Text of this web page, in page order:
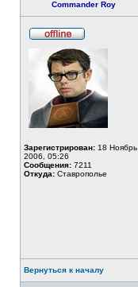
Commander Roy
в
сети
Зарегистрирован: 18 Ноябрь
2006, 05:26
Сообщения: 7211
Откуда: Ставрополье
Вернуться к началу